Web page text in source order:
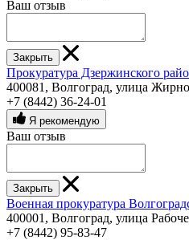
Ваш отзыв
Закрыть
Прокуратура Дзержинского
400081, Волгоград, улица
+7 (8442) 36-24-01
Я рекомендую
Ваш отзыв
Закрыть
Военная прокуратура
400001, Волгоград, улица
+7 (8442) 95-83-47